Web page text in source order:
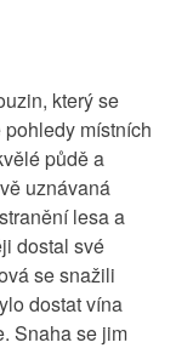
který se
místních
půdě a
uznávaná
lesa a
dostal své
se snažili
dostat vína
Snaha se jim